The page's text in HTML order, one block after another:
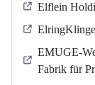
Elflein
EMUGE-
Fabrik für